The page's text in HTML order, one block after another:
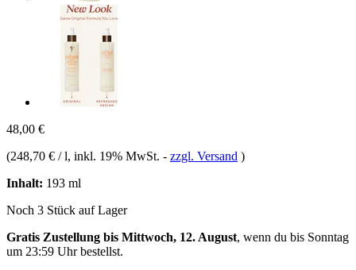
48,00 €
(248,70 € / l, inkl. 19% MwSt. - zzgl. Versand )
Inhalt: 193 ml
Noch 3 Stück auf Lager
Gratis Zustellung bis Mittwoch, 12. August, wenn du bis Sonntag
um 23:59 Uhrbestellst.